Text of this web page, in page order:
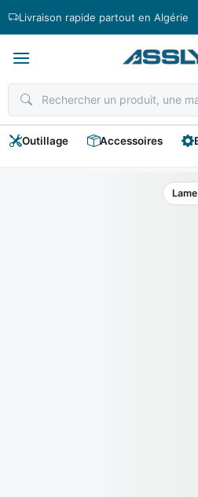
Livraison rapide partout en Algérie
Outillage Accessoires